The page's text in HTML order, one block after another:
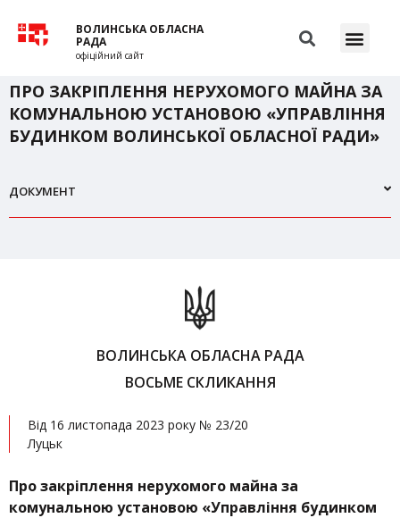
ВОЛИНСЬКА ОБЛАСНА
РАДА
офіційний сайт
ПРО ЗАКРІПЛЕННЯ НЕРУХОМОГО МАЙНА ЗА
КОМУНАЛЬНОЮ УСТАНОВОЮ «УПРАВЛІННЯ
БУДИНКОМ ВОЛИНСЬКОЇ ОБЛАСНОЇ РАДИ»
ДОКУМЕНТ
ВОЛИНСЬКА ОБЛАСНА РАДА
ВОСЬМЕ СКЛИКАННЯ
Від 16 листопада 2023 року № 23/20
Луцьк
Про закріплення нерухомого майна за
комунальною установою «Управління будинком